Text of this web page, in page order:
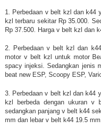
1. Perbedaan v belt kzl dan k44
kzl terbaru sekitar Rp 35.000.
Rp 37.500. Harga v belt kzl dan
2. Perbedaan v belt kzl dan
motor v belt kzl untuk motor
spacy injeksi. Sedangkan jenis
beat new ESP, Scoopy ESP,
3. Perbedaan v belt kzl dan k44
kzl berbeda dengan ukuran
sedangkan panjang v belt k44
mm dan lebar v belt k44 19.5 mm.